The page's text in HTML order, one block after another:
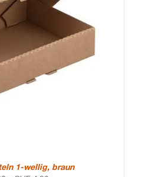
1-wellig, braun